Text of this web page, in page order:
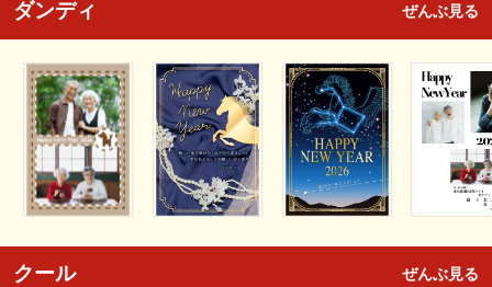
ダンディ ぜんぶ見る
クール ぜんぶ見る